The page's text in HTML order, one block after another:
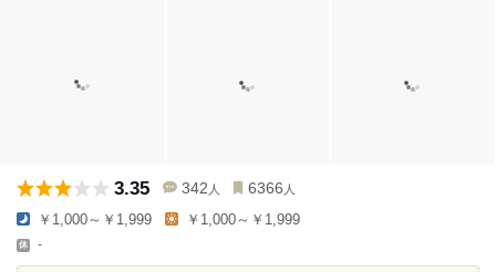
3.35 342 人 6366 人
￥1,000～￥1,999 ￥1,000～￥1,999
-